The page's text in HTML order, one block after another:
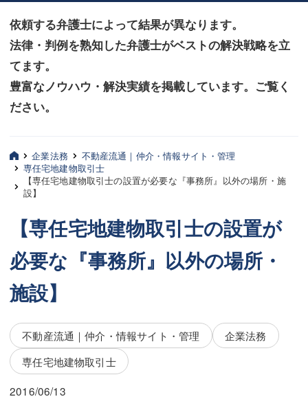
法律相談など（その他）
お客様へ
みずほ中央の特長・実質編
みずほ中央の特長・形式編
三平 聡史
酒井 博之
坂本 陽一
桶川 聡
三平 隆史
吉元 優仁
小川 祐
弁護士費用
依頼する弁護士によって結果が異なります。
法律・判例を熟知した弁護士がベストの解決戦略を立
てます。
豊富なノウハウ・解決実績を掲載しています。ご覧く
ださい。
法律相談など（その他）
お客様へ
みずほ中央の特長・実質編
みずほ中央の特長・形式編
三平 聡史
酒井 博之
坂本 陽一
桶川 聡
三平 隆史
吉元 優仁
弁護士費用
不動産
企業法務
不動産流通｜仲介・情報サイト・管理
専任宅地建物取引士
【専任宅地建物取引士の設置が必要な『事務所』以外の場所・施
設】
【専任宅地建物取引士の設置が
必要な『事務所』以外の場所・
施設】
不動産流通｜仲介・情報サイト・管理
企業法務
専任宅地建物取引士
2016/06/13